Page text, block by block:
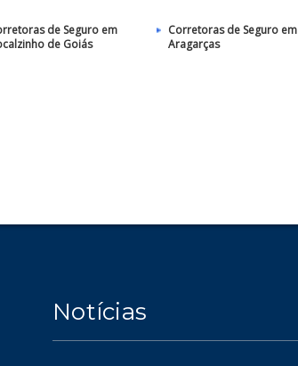
de Seguro em
de Goiás
Corretoras de Seguro em
Aragarças
Notícias